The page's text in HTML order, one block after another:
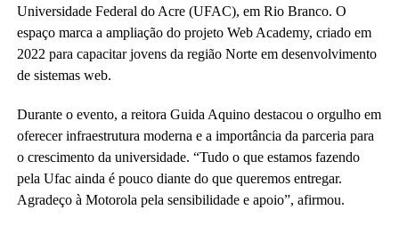
Universidade Federal do Acre (UFAC), em Rio Branco. O
espaço marca a ampliação do projeto Web Academy, criado em
2022 para capacitar jovens da região Norte em desenvolvimento
de sistemas web.
Durante o evento, a reitora Guida Aquino destacou o orgulho em
oferecer infraestrutura moderna e a importância da parceria para
o crescimento da universidade. “Tudo o que estamos fazendo
pela Ufac ainda é pouco diante do que queremos entregar.
Agradeço à Motorola pela sensibilidade e apoio”, afirmou.